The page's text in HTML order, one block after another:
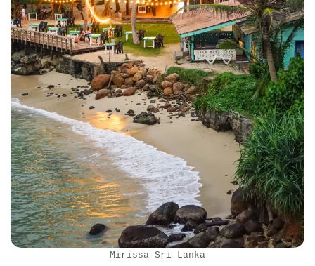
Mirissa Sri Lanka